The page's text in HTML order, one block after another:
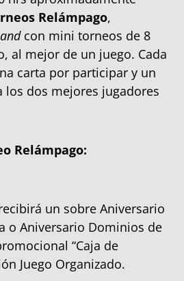
Relámpago,
con mini torneos de 8
al mejor de un juego. Cada
carta por participar y un
los dos mejores jugadores
Relámpago:
un sobre Aniversario
o Aniversario Dominios de
“Caja de
Juego Organizado.